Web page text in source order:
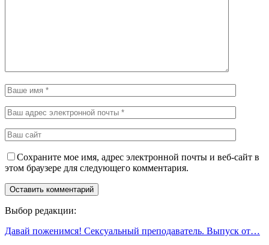
Сохраните мое имя, адрес электронной почты и веб-сайт в
этом браузере для следующего комментария.
Выбор редакции:
Давай поженимся! Сексуальный преподаватель. Выпуск от…